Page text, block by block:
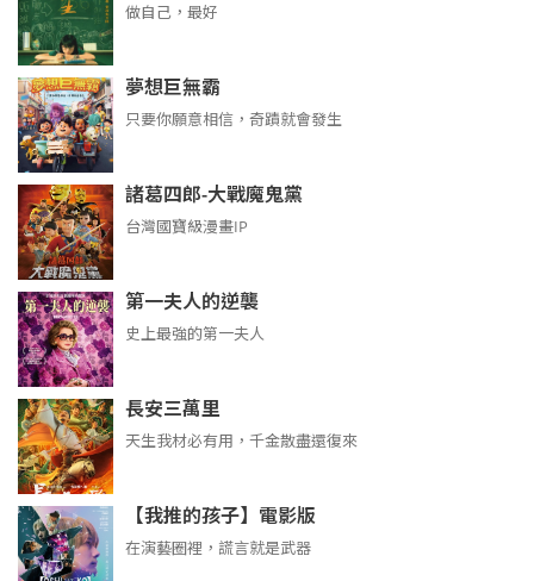
做自己，最好
夢想巨無霸
只要你願意相信，奇蹟就會發生
諸葛四郎-大戰魔鬼黨
台灣國寶級漫畫IP
第一夫人的逆襲
史上最強的第一夫人
長安三萬里
天生我材必有用，千金散盡還復來
【我推的孩子】電影版
在演藝圈裡，謊言就是武器